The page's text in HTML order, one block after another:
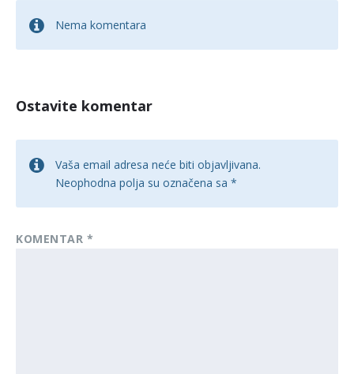
Nema komentara
Ostavite komentar
Vaša email adresa neće biti objavljivana.
Neophodna polja su označena sa *
KOMENTAR*